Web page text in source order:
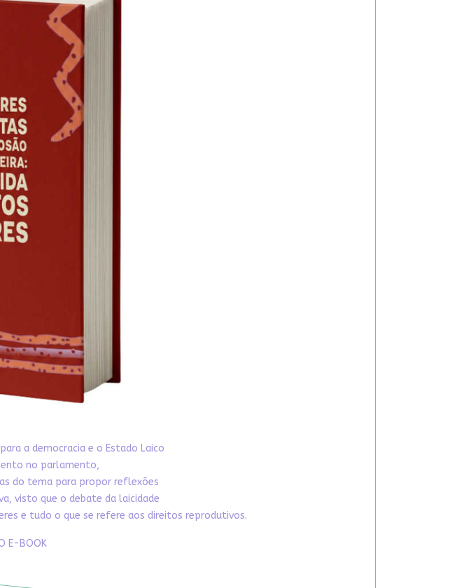
a democracia e o Estado Laico
no parlamento,
do tema para propor reflexões
visto que o debate da laicidade
e tudo o que se refere aos direitos reprodutivos.
E-BOOK